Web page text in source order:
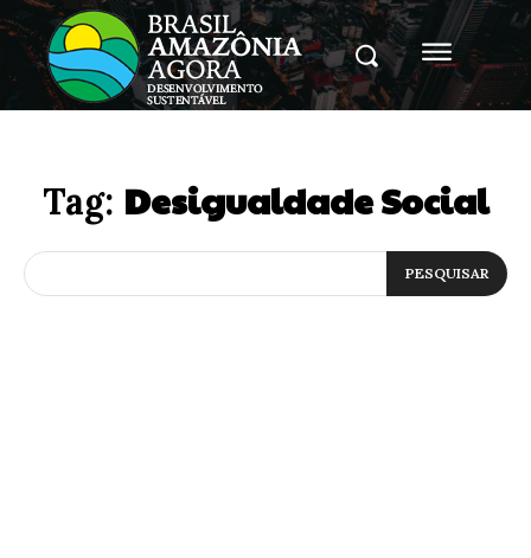
Tag: Desigualdade Social
PESQUISAR